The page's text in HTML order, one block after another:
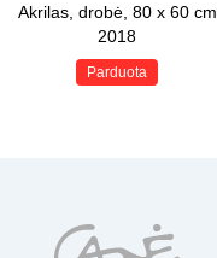
Akrilas, drobė, 80 x 60 cm
2018
Parduota